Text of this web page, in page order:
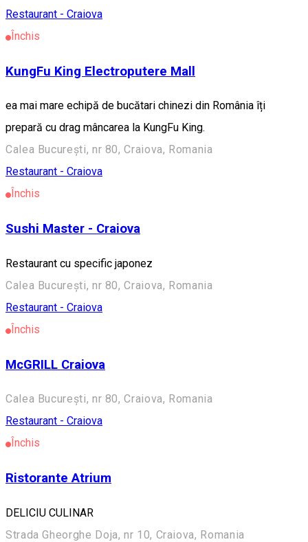
Restaurant - Craiova
Închis
KungFu King Electroputere Mall
ea mai mare echipă de bucătari chinezi din România îți
prepară cu drag mâncarea la KungFu King.
Calea București, nr 80, Craiova, Romania
Restaurant - Craiova
Închis
Sushi Master - Craiova
Restaurant cu specific japonez
Calea București, nr 80, Craiova, Romania
Restaurant - Craiova
Închis
McGRILL Craiova
Calea București, nr 80, Craiova, Romania
Restaurant - Craiova
Închis
Ristorante Atrium
DELICIU CULINAR
Strada Gheorghe Doja, nr 10, Craiova, Romania